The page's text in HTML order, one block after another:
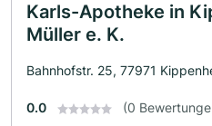
Karls-Apotheke in
Müller e. K.
Bahnhofstr. 25, 77971
0.0 (0